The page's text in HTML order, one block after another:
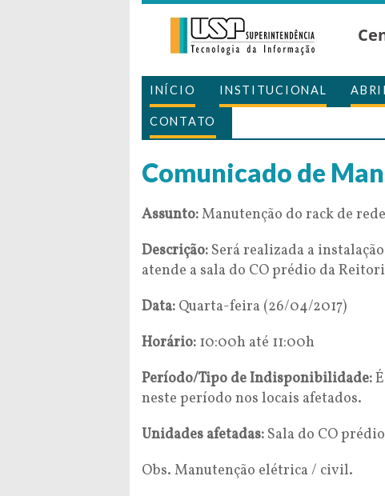
INÍCIO INSTITUCIONAL
CONTATO
Comunicado de
Assunto:Manutenção do rack de
Descrição: Será realizada a
atende a sala do CO prédio da
Data: Quarta-feira (26/04/2017)
Horário: 10:00h até 11:00h
Período/Tipo de Indisponibilidade:
neste período nos locais afetados.
Unidades afetadas: Sala do CO
Obs. Manutenção elétrica / civil.